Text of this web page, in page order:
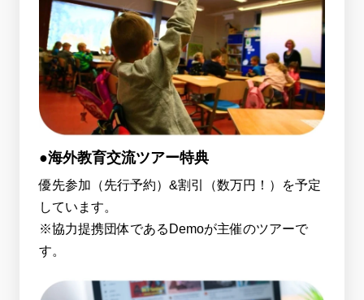
●海外教育交流ツアー特典
優先参加（先行予約）&割引（数万円！）を予定
しています。
※協力提携団体であるDemoが主催のツアーで
す。